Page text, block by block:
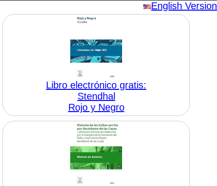
English Version
Libro electrónico gratis:
Stendhal
Rojo y Negro